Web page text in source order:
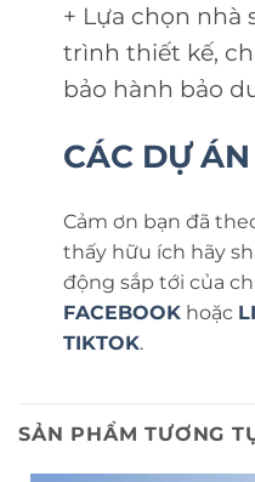
+ Lựa chọn nhà
trình thiết kế,
bảo hành bảo
CÁC DỰ
Cảm ơn bạn đã
thấy hữu ích hãy
động sắp tới của
FACEBOOKhoặc
TIKTOK.
SẢN PHẨM TƯƠNG